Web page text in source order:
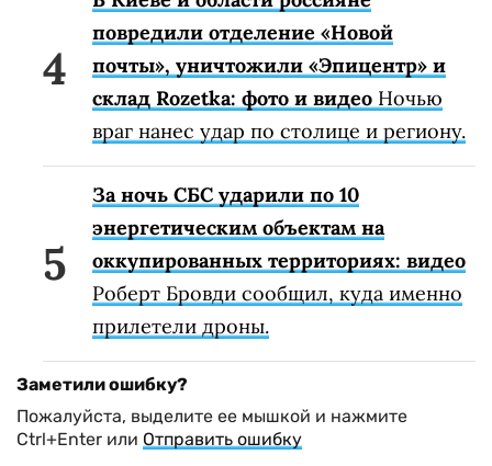
повредили отделение «Новой
почты», уничтожили «Эпицентр» и
склад Rozetka: фото и видео Ночью
враг нанес удар по столице и региону.
За ночь СБС ударили по 10
энергетическим объектам на
оккупированных территориях: видео
Роберт Бровди сообщил, куда именно
прилетели дроны.
Заметили ошибку?
Пожалуйста, выделите ее мышкой и нажмите
Ctrl+Enter или Отправить ошибку